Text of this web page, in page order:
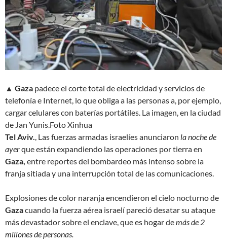
▲ Gaza padece el corte total de electricidad y servicios de
telefonía e Internet, lo que obliga a las personas a, por ejemplo,
cargar celulares con baterías portátiles. La imagen, en la ciudad
de Jan Yunis.Foto Xinhua
Tel Aviv., Las fuerzas armadas israelíes anunciaron la noche de
ayerque están expandiendo las operaciones por tierra en
Gaza, entre reportes del bombardeo más intenso sobre la
franja sitiada y una interrupción total de las comunicaciones.
Explosiones de color naranja encendieron el cielo nocturno de
Gazacuando la fuerza aérea israelí pareció desatar su ataque
más devastador sobre el enclave, que es hogar demás de 2
millones de personas.